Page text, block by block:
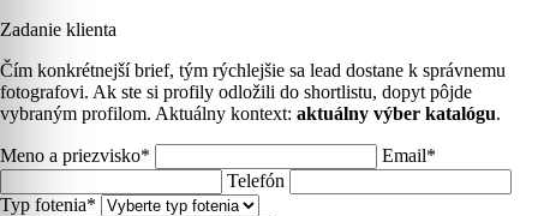
Zadanie klienta
Čím konkrétnejší brief, tým rýchlejšie sa lead dostane k správnemu
fotografovi. Ak ste si profily odložili do shortlistu, dopyt pôjde
vybraným profilom. Aktuálny kontext: aktuálny výber katalógu.
Meno a priezvisko*
Email*
Telefón
Typ fotenia*